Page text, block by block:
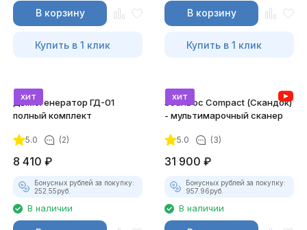
В корзину
Купить в 1 клик
В корзину
Купить в 1 клик
хит
Дымогенератор ГД-01
полный комплект
5.0 (2)
8 410 ₽
Бонусных рублей за покупку:
252.55руб.
В наличии
хит
ScanDoc Compact (Скандок)
- мультимарочный сканер
5.0 (3)
31 900 ₽
Бонусных рублей за покупку:
957.96руб.
В наличии